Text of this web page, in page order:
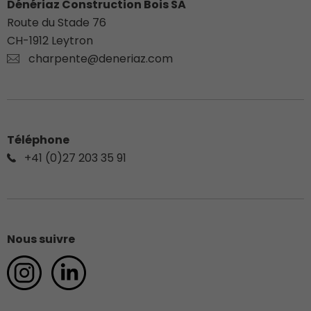
Dénériaz Construction Bois SA
Route du Stade 76
CH-1912 Leytron
charpente@deneriaz.com
Téléphone
+41 (0)27 203 35 91
Nous suivre